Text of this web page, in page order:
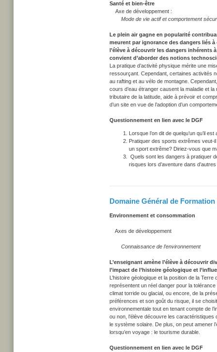
Santé et bien-être
Axe de développement :
Mode de vie actif et comportement
Le plein air gagne en popularité
meurent par ignorance des dangers liés
l’élève à découvrir les dangers inhérents
convient d’aborder des notions
La pratique d’activité physique mérite une
ressourçant. Cependant, certaines activités
au rafting et au vélo de montagne.
cours d’eau étranger causent la maladie et
tributaire de la latitude, aide à prévoir et
d’un site en vue de l’adoption d’un
Questionnement en lien avec le DGF
Lorsque l’on dit de quelqu’un qu’il
Pratiquer des sports extrêmes veut-
un sport extrême? Diriez-vous que
Quels sont les dangers à pratiquer
risques lors d’aventure dans
Domaine Général de
Environnement et consommation
Axes de développement
Connaissance de l’environnement
L’enseignant amène l’élève à découvrir
l’impact de l’histoire géologique et
L’histoire géologique et la position de la
représentent un réel danger pour la tolérance
climat torride ou glacial, ou encore, de la
préférences et son goût du risque, il se
environnementale tout en tenant compte de
ou non, l’élève découvre les
le système solaire. De plus, on peut amener
lorsqu’en voyage : le tourisme durable.
Questionnement en lien avec le DGF